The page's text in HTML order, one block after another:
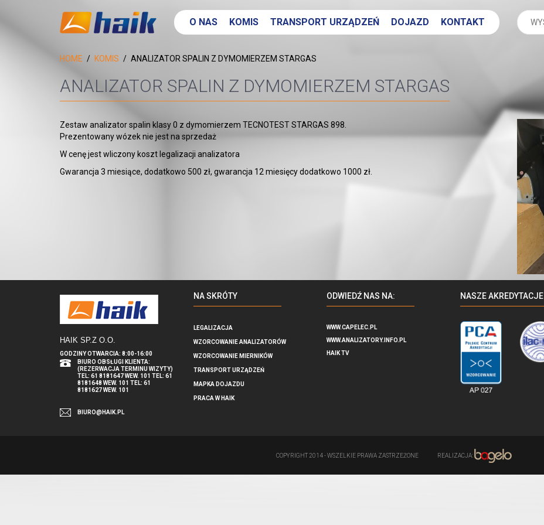
O NAS KOMIS TRANSPORT URZĄDZEŃ DOJAZD KONTAKT
HOME KOMIS ANALIZATOR SPALIN Z DYMOMIERZEM STARGAS
ANALIZATOR SPALIN Z DYMOMIERZEM STARGAS
Zestaw analizator spalin klasy 0 z dymomierzem TECNOTEST STARGAS 898.
Prezentowany wózek nie jest na sprzedaż
W cenę jest wliczony koszt legalizacji analizatora
Gwarancja 3 miesiące, dodatkowo 500 zł, gwarancja 12 miesięcy dodatkowo 1000 zł.
HAIK SP.Z O.O.
GODZINY OTWARCIA: 8:00-16:00
BIURO OBSŁUGI KLIENTA:
(REZERWACJA TERMINU WIZYTY)
TEL: 61 8181647 WEW. 101 TEL: 61
8181648 WEW. 101 TEL: 61
8181627 WEW. 101
BIURO@HAIK.PL
NA SKRÓTY
LEGALIZACJA
WZORCOWANIE ANALIZATORÓW
WZORCOWANIE MIERNIKÓW
TRANSPORT URZĄDZEŃ
MAPKA DOJAZDU
PRACA W HAIK
ODWIEDŹ NAS NA:
WWW.CAPELEC.PL
WWW.ANALIZATORY.INFO.PL
HAIK TV
NASZE AKREDYTACJE
COPYRIGHT 2014 - WSZELKIE PRAWA ZASTRZEŻONE REALIZACJA: